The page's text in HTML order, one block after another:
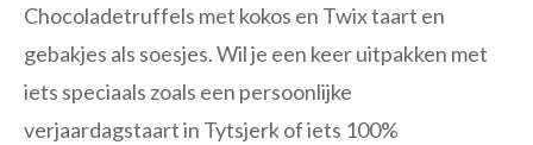
Chocoladetruffels met kokos en Twix taart en
gebakjes als soesjes. Wil je een keer uitpakken met
iets speciaals zoals een persoonlijke
verjaardagstaart in Tytsjerk of iets 100%